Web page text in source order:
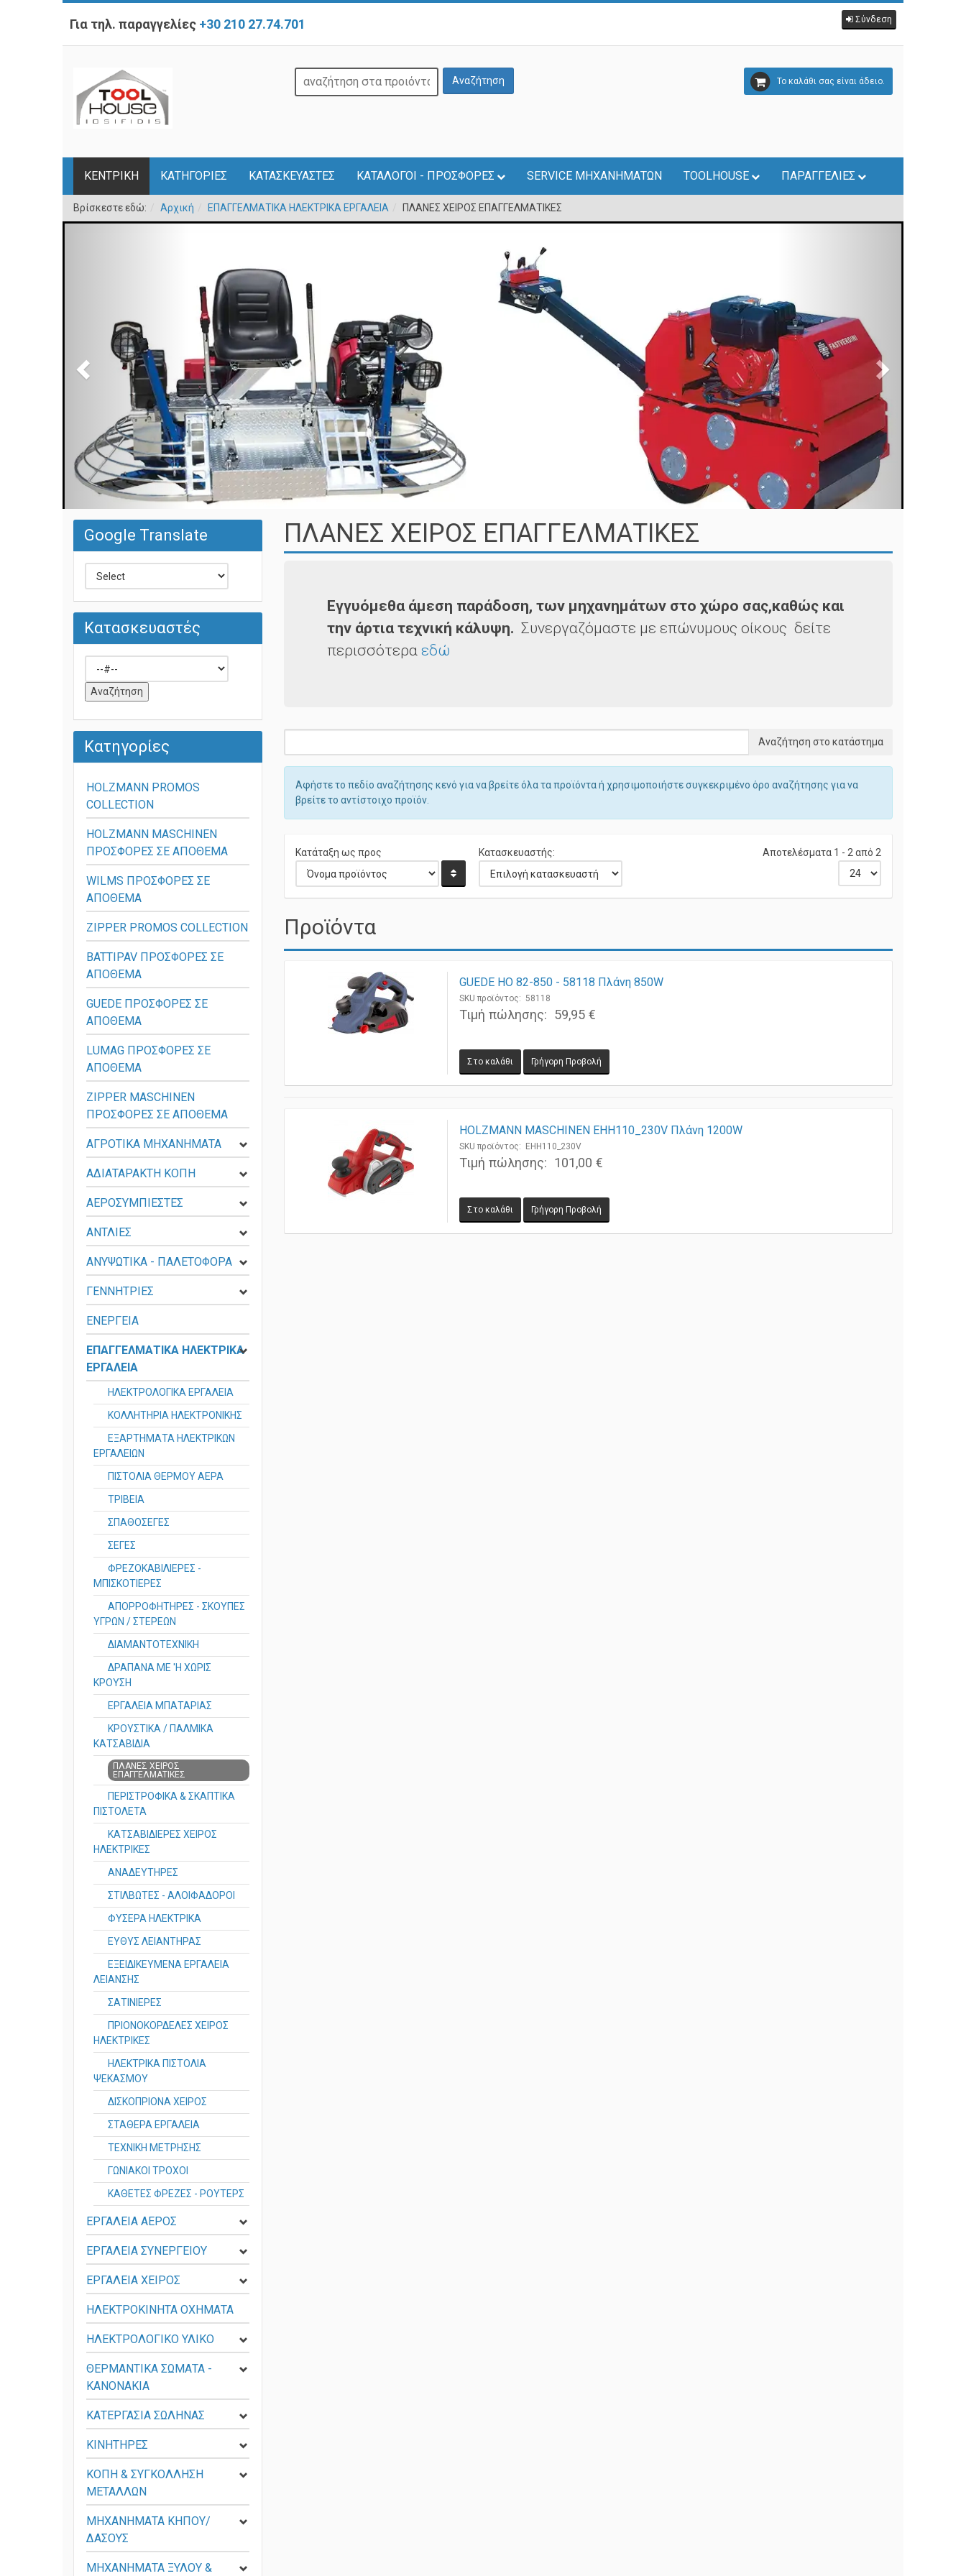
Για τηλ. παραγγελίες +30 210 27.74.701 Σύνδεση
Το καλάθι σας είναι άδειο.
ΚΕΝΤΡΙΚΗ ΚΑΤΗΓΟΡΙΕΣ ΚΑΤΑΣΚΕΥΑΣΤΕΣ ΚΑΤΑΛΟΓΟΙ - ΠΡΟΣΦΟΡΕΣ SERVICE ΜΗΧΑΝΗΜΑΤΩΝ TOOLHOUSE ΠΑΡΑΓΓΕΛΙΕΣ
Βρίσκεστε εδώ: Αρχική ΕΠΑΓΓΕΛΜΑΤΙΚΑ ΗΛΕΚΤΡΙΚΑ ΕΡΓΑΛΕΙΑ ΠΛΑΝΕΣ ΧΕΙΡΟΣ ΕΠΑΓΓΕΛΜΑΤΙΚΕΣ
ΠΛΑΝΕΣ ΧΕΙΡΟΣ ΕΠΑΓΓΕΛΜΑΤΙΚΕΣ
Εγγυόμεθα άμεση παράδοση, των μηχανημάτων στο χώρο σας,καθώς και
την άρτια τεχνική κάλυψη. Συνεργαζόμαστε με επώνυμους οίκους δείτε
περισσότερα εδώ
Αφήστε το πεδίο αναζήτησης κενό για να βρείτε όλα τα προϊόντα ή χρησιμοποιήστε συγκεκριμένο όρο αναζήτησης για να
βρείτε το αντίστοιχο προϊόν.
Κατάταξη ως προς Κατασκευαστής: Αποτελέσματα 1 - 2 από 2
Προϊόντα
GUEDE HO 82-850 - 58118 Πλάνη 850W
SKU προϊόντος: 58118
Τιμή πώλησης: 59,95 €
Γρήγορη Προβολή
HOLZMANN MASCHINEN EHH110_230V Πλάνη 1200W
SKU προϊόντος: EHH110_230V
Τιμή πώλησης: 101,00 €
Γρήγορη Προβολή
Google Translate
Κατασκευαστές
Κατηγορίες
HOLZMANN PROMOS
COLLECTION
HOLZMANN MASCHINEN
ΠΡΟΣΦΟΡΕΣ ΣΕ ΑΠΟΘΕΜΑ
WILMS ΠΡΟΣΦΟΡΕΣ ΣΕ
ΑΠΟΘΕΜΑ
ZIPPER PROMOS COLLECTION
BATTIPAV ΠΡΟΣΦΟΡΕΣ ΣΕ
ΑΠΟΘΕΜΑ
GUEDE ΠΡΟΣΦΟΡΕΣ ΣΕ
ΑΠΟΘΕΜΑ
LUMAG ΠΡΟΣΦΟΡΕΣ ΣΕ
ΑΠΟΘΕΜΑ
ZIPPER MASCHINEN
ΠΡΟΣΦΟΡΕΣ ΣΕ ΑΠΟΘΕΜΑ
ΑΓΡΟΤΙΚΑ ΜΗΧΑΝΗΜΑΤΑ
ΑΔΙΑΤΑΡΑΚΤΗ ΚΟΠΗ
ΑΕΡΟΣΥΜΠΙΕΣΤΕΣ
ΑΝΤΛΙΕΣ
ΑΝΥΨΩΤΙΚΑ - ΠΑΛΕΤΟΦΟΡΑ
ΓΕΝΝΗΤΡΙΕΣ
ΕΝΕΡΓΕΙΑ
ΕΠΑΓΓΕΛΜΑΤΙΚΑ ΗΛΕΚΤΡΙΚΑ
ΕΡΓΑΛΕΙΑ
ΗΛΕΚΤΡΟΛΟΓΙΚΑ ΕΡΓΑΛΕΙΑ
ΚΟΛΛΗΤΗΡΙΑ ΗΛΕΚΤΡΟΝΙΚΗΣ
ΕΞΑΡΤΗΜΑΤΑ ΗΛΕΚΤΡΙΚΩΝ
ΕΡΓΑΛΕΙΩΝ
ΠΙΣΤΟΛΙΑ ΘΕΡΜΟΥ ΑΕΡΑ
ΤΡΙΒΕΙΑ
ΣΠΑΘΟΣΕΓΕΣ
ΣΕΓΕΣ
ΦΡΕΖΟΚΑΒΙΛΙΕΡΕΣ -
ΜΠΙΣΚΟΤΙΕΡΕΣ
ΑΠΟΡΡΟΦΗΤΗΡΕΣ - ΣΚΟΥΠΕΣ
ΥΓΡΩΝ / ΣΤΕΡΕΩΝ
ΔΙΑΜΑΝΤΟΤΕΧΝΙΚΗ
ΔΡΑΠΑΝΑ ΜΕ 'Η ΧΩΡΙΣ
ΚΡΟΥΣΗ
ΕΡΓΑΛΕΙΑ ΜΠΑΤΑΡΙΑΣ
ΚΡΟΥΣΤΙΚΑ / ΠΑΛΜΙΚΑ
ΚΑΤΣΑΒΙΔΙΑ
ΠΛΑΝΕΣ ΧΕΙΡΟΣ
ΕΠΑΓΓΕΛΜΑΤΙΚΕΣ
ΠΕΡΙΣΤΡΟΦΙΚΑ & ΣΚΑΠΤΙΚΑ
ΠΙΣΤΟΛETA
ΚΑΤΣΑΒΙΔΙΕΡΕΣ ΧΕΙΡΟΣ
ΗΛΕΚΤΡΙΚΕΣ
ΑΝΑΔΕΥΤΗΡΕΣ
ΣΤΙΛΒΩΤΕΣ - ΑΛΟΙΦΑΔΟΡΟΙ
ΦΥΣΕΡΑ ΗΛΕΚΤΡΙΚΑ
ΕΥΘΥΣ ΛΕΙΑΝΤΗΡΑΣ
ΕΞΕΙΔΙΚΕΥΜΕΝΑ ΕΡΓΑΛΕΙΑ
ΛΕΙΑΝΣΗΣ
ΣΑΤΙΝΙΕΡΕΣ
ΠΡΙΟΝΟΚΟΡΔΕΛΕΣ ΧΕΙΡΟΣ
ΗΛΕΚΤΡΙΚΕΣ
ΗΛΕΚΤΡΙΚΑ ΠΙΣΤΟΛΙΑ
ΨΕΚΑΣΜΟΥ
ΔΙΣΚΟΠΡΙΟΝΑ ΧΕΙΡΟΣ
ΣΤΑΘΕΡΑ ΕΡΓΑΛΕΙΑ
ΤΕΧΝΙΚΗ ΜΕΤΡΗΣΗΣ
ΓΩΝΙΑΚΟΙ ΤΡΟΧΟΙ
ΚΑΘΕΤΕΣ ΦΡΕΖΕΣ - ΡΟΥΤΕΡΣ
ΕΡΓΑΛΕΙΑ ΑΕΡΟΣ
ΕΡΓΑΛΕΙΑ ΣΥΝΕΡΓΕΙΟΥ
ΕΡΓΑΛΕΙΑ ΧΕΙΡΟΣ
ΗΛΕΚΤΡΟΚΙΝΗΤΑ ΟΧΗΜΑΤΑ
ΗΛΕΚΤΡΟΛΟΓΙΚΟ ΥΛΙΚΟ
ΘΕΡΜΑΝΤΙΚΑ ΣΩΜΑΤΑ -
KANONAKIA
ΚΑΤΕΡΓΑΣΙΑ ΣΩΛΗΝΑΣ
ΚΙΝΗΤΗΡΕΣ
ΚΟΠΗ & ΣΥΓΚΟΛΛΗΣΗ
ΜΕΤΑΛΛΩΝ
ΜΗΧΑΝΗΜΑΤΑ ΚΗΠΟΥ/
ΔΑΣΟΥΣ
ΜΗΧΑΝΗΜΑΤΑ ΞΥΛΟΥ &